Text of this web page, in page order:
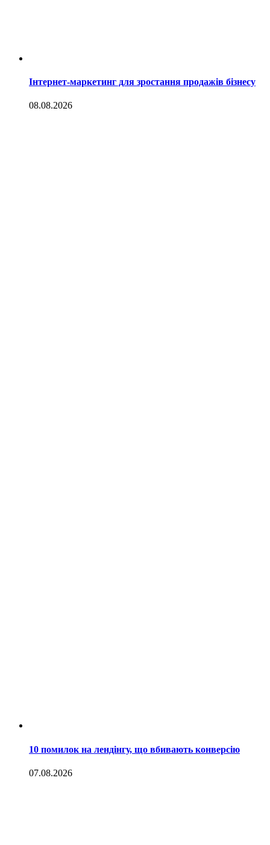
Інтернет-маркетинг для зростання продажів бізнесу
08.08.2026
10 помилок на лендінгу, що вбивають конверсію
07.08.2026